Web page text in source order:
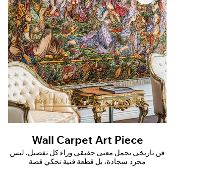
Wall Carpet Art Piece
فن تاريخي يحمل معنى حقيقي وراء كل تفصيل. ليس
مجرد سجادة، بل قطعة فنية تحكي قصة